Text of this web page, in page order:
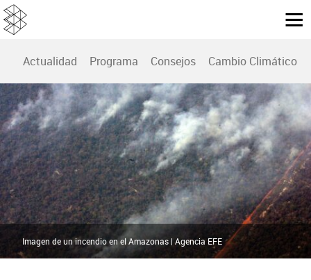
Actualidad Programa Consejos Cambio Climático
Imagen de un incendio en el Amazonas | Agencia EFE